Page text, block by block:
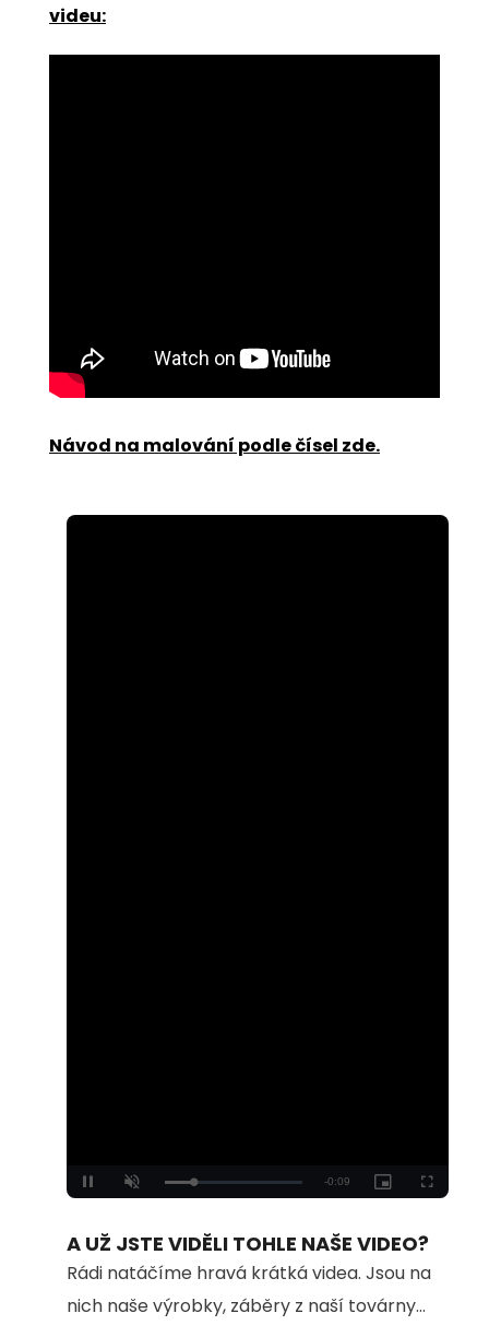
videu:
Návod na malování podle čísel zde.
Unmute Loaded:
100.00%
A UŽ JSTE VIDĚLI TOHLE NAŠE VIDEO?
Rádi natáčíme hravá krátká videa. Jsou na
nich naše výrobky, záběry z naší továrny...